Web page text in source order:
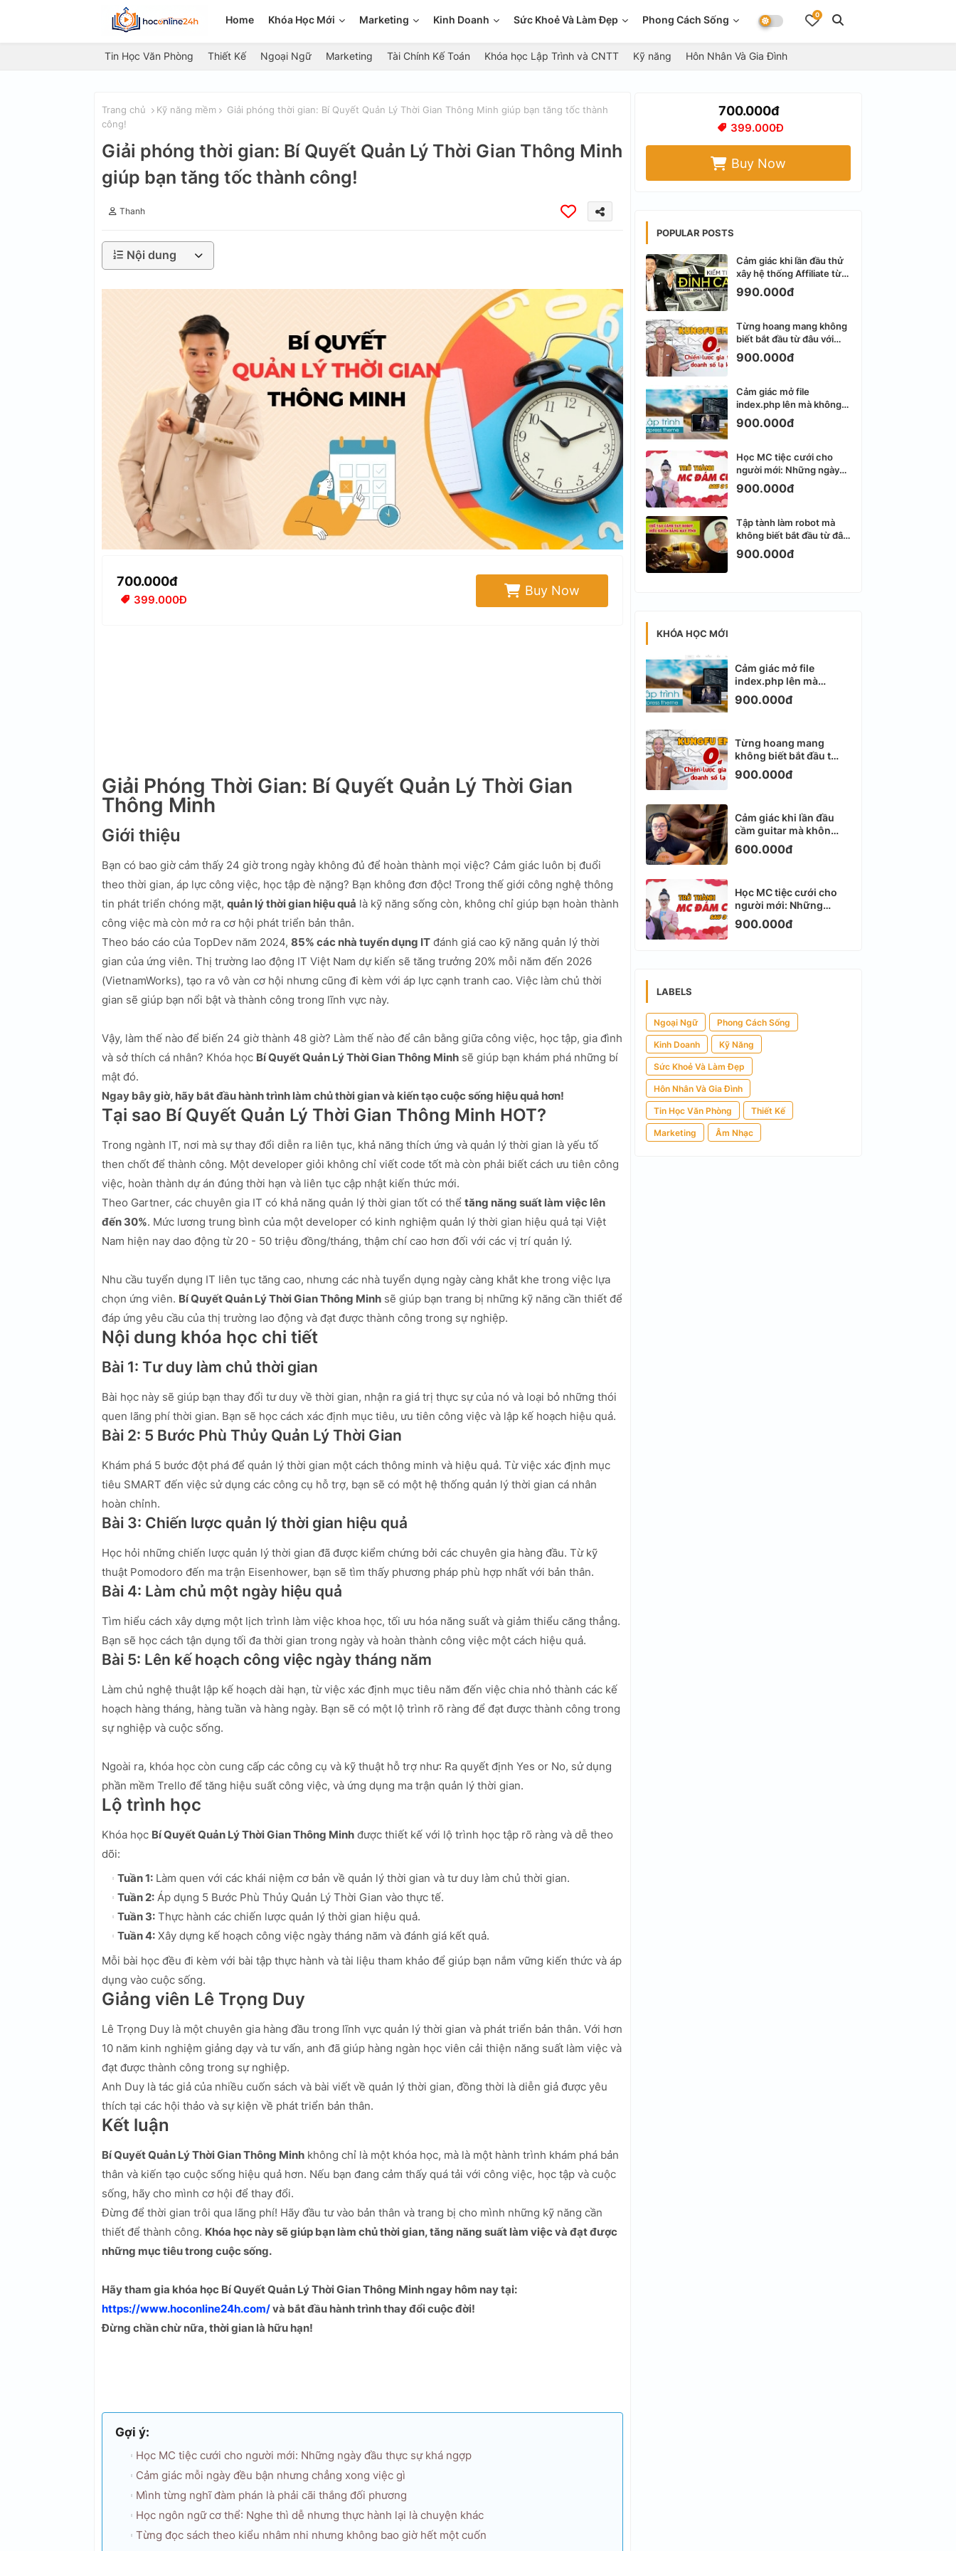
Home Khóa Học Mới Marketing Kinh Doanh Sức Khoẻ Và Làm Đẹp Phong Cách Sống 0
Tin Học Văn Phòng Thiết Kế Ngoại Ngữ Marketing Tài Chính Kế Toán Khóa học Lập Trình và CNTT Kỹ năng Hôn Nhân Và Gia Đình
Trang chủ Kỹ năng mềm
Giải phóng thời gian: Bí Quyết Quản Lý Thời Gian Thông Minh giúp bạn tăng tốc thành
công!
Giải phóng thời gian: Bí Quyết Quản Lý Thời Gian Thông Minh
giúp bạn tăng tốc thành công!
Thanh
Nội dung
700.000đ
399.000Đ
Buy Now
Giải Phóng Thời Gian: Bí Quyết Quản Lý Thời Gian
Thông Minh
Giới thiệu
Bạn có bao giờ cảm thấy 24 giờ trong ngày không đủ để hoàn thành mọi việc? Cảm giác luôn bị đuổi
theo thời gian, áp lực công việc, học tập đè nặng? Bạn không đơn độc! Trong thế giới công nghệ thông
tin phát triển chóng mặt, quản lý thời gian hiệu quả là kỹ năng sống còn, không chỉ giúp bạn hoàn thành
công việc mà còn mở ra cơ hội phát triển bản thân.
Theo báo cáo của TopDev năm 2024, 85% các nhà tuyển dụng IT đánh giá cao kỹ năng quản lý thời
gian của ứng viên. Thị trường lao động IT Việt Nam dự kiến sẽ tăng trưởng 20% mỗi năm đến 2026
(VietnamWorks), tạo ra vô vàn cơ hội nhưng cũng đi kèm với áp lực cạnh tranh cao. Việc làm chủ thời
gian sẽ giúp bạn nổi bật và thành công trong lĩnh vực này.
Vậy, làm thế nào để biến 24 giờ thành 48 giờ? Làm thế nào để cân bằng giữa công việc, học tập, gia đình
và sở thích cá nhân? Khóa học Bí Quyết Quản Lý Thời Gian Thông Minh sẽ giúp bạn khám phá những bí
mật đó.
Ngay bây giờ, hãy bắt đầu hành trình làm chủ thời gian và kiến tạo cuộc sống hiệu quả hơn!
Tại sao Bí Quyết Quản Lý Thời Gian Thông Minh HOT?
Trong ngành IT, nơi mà sự thay đổi diễn ra liên tục, khả năng thích ứng và quản lý thời gian là yếu tố
then chốt để thành công. Một developer giỏi không chỉ viết code tốt mà còn phải biết cách ưu tiên công
việc, hoàn thành dự án đúng thời hạn và liên tục cập nhật kiến thức mới.
Theo Gartner, các chuyên gia IT có khả năng quản lý thời gian tốt có thể tăng năng suất làm việc lên
đến 30%. Mức lương trung bình của một developer có kinh nghiệm quản lý thời gian hiệu quả tại Việt
Nam hiện nay dao động từ 20 - 50 triệu đồng/tháng, thậm chí cao hơn đối với các vị trí quản lý.
Nhu cầu tuyển dụng IT liên tục tăng cao, nhưng các nhà tuyển dụng ngày càng khắt khe trong việc lựa
chọn ứng viên. Bí Quyết Quản Lý Thời Gian Thông Minh sẽ giúp bạn trang bị những kỹ năng cần thiết để
đáp ứng yêu cầu của thị trường lao động và đạt được thành công trong sự nghiệp.
Nội dung khóa học chi tiết
Bài 1: Tư duy làm chủ thời gian
Bài học này sẽ giúp bạn thay đổi tư duy về thời gian, nhận ra giá trị thực sự của nó và loại bỏ những thói
quen lãng phí thời gian. Bạn sẽ học cách xác định mục tiêu, ưu tiên công việc và lập kế hoạch hiệu quả.
Bài 2: 5 Bước Phù Thủy Quản Lý Thời Gian
Khám phá 5 bước đột phá để quản lý thời gian một cách thông minh và hiệu quả. Từ việc xác định mục
tiêu SMART đến việc sử dụng các công cụ hỗ trợ, bạn sẽ có một hệ thống quản lý thời gian cá nhân
hoàn chỉnh.
Bài 3: Chiến lược quản lý thời gian hiệu quả
Học hỏi những chiến lược quản lý thời gian đã được kiểm chứng bởi các chuyên gia hàng đầu. Từ kỹ
thuật Pomodoro đến ma trận Eisenhower, bạn sẽ tìm thấy phương pháp phù hợp nhất với bản thân.
Bài 4: Làm chủ một ngày hiệu quả
Tìm hiểu cách xây dựng một lịch trình làm việc khoa học, tối ưu hóa năng suất và giảm thiểu căng thẳng.
Bạn sẽ học cách tận dụng tối đa thời gian trong ngày và hoàn thành công việc một cách hiệu quả.
Bài 5: Lên kế hoạch công việc ngày tháng năm
Làm chủ nghệ thuật lập kế hoạch dài hạn, từ việc xác định mục tiêu năm đến việc chia nhỏ thành các kế
hoạch hàng tháng, hàng tuần và hàng ngày. Bạn sẽ có một lộ trình rõ ràng để đạt được thành công trong
sự nghiệp và cuộc sống.
Ngoài ra, khóa học còn cung cấp các công cụ và kỹ thuật hỗ trợ như: Ra quyết định Yes or No, sử dụng
phần mềm Trello để tăng hiệu suất công việc, và ứng dụng ma trận quản lý thời gian.
Lộ trình học
Khóa học Bí Quyết Quản Lý Thời Gian Thông Minh được thiết kế với lộ trình học tập rõ ràng và dễ theo
dõi:
Tuần 1: Làm quen với các khái niệm cơ bản về quản lý thời gian và tư duy làm chủ thời gian.
Tuần 2: Áp dụng 5 Bước Phù Thủy Quản Lý Thời Gian vào thực tế.
Tuần 3: Thực hành các chiến lược quản lý thời gian hiệu quả.
Tuần 4: Xây dựng kế hoạch công việc ngày tháng năm và đánh giá kết quả.
Mỗi bài học đều đi kèm với bài tập thực hành và tài liệu tham khảo để giúp bạn nắm vững kiến thức và áp
dụng vào cuộc sống.
Giảng viên Lê Trọng Duy
Lê Trọng Duy là một chuyên gia hàng đầu trong lĩnh vực quản lý thời gian và phát triển bản thân. Với hơn
10 năm kinh nghiệm giảng dạy và tư vấn, anh đã giúp hàng ngàn học viên cải thiện năng suất làm việc và
đạt được thành công trong sự nghiệp.
Anh Duy là tác giả của nhiều cuốn sách và bài viết về quản lý thời gian, đồng thời là diễn giả được yêu
thích tại các hội thảo và sự kiện về phát triển bản thân.
Kết luận
Bí Quyết Quản Lý Thời Gian Thông Minh không chỉ là một khóa học, mà là một hành trình khám phá bản
thân và kiến tạo cuộc sống hiệu quả hơn. Nếu bạn đang cảm thấy quá tải với công việc, học tập và cuộc
sống, hãy cho mình cơ hội để thay đổi.
Đừng để thời gian trôi qua lãng phí! Hãy đầu tư vào bản thân và trang bị cho mình những kỹ năng cần
thiết để thành công. Khóa học này sẽ giúp bạn làm chủ thời gian, tăng năng suất làm việc và đạt được
những mục tiêu trong cuộc sống.
Hãy tham gia khóa học Bí Quyết Quản Lý Thời Gian Thông Minh ngay hôm nay tại:
https://www.hoconline24h.com/và bắt đầu hành trình thay đổi cuộc đời!
Đừng chần chừ nữa, thời gian là hữu hạn!
Gợi ý:
Học MC tiệc cưới cho người mới: Những ngày đầu thực sự khá ngợp
Cảm giác mỗi ngày đều bận nhưng chẳng xong việc gì
Mình từng nghĩ đàm phán là phải cãi thắng đối phương
Học ngôn ngữ cơ thể: Nghe thì dễ nhưng thực hành lại là chuyện khác
Từng đọc sách theo kiểu nhâm nhi nhưng không bao giờ hết một cuốn
700.000đ
399.000Đ
Buy Now
POPULAR POSTS
Cảm giác khi lần đầu thử
xây hệ thống Affiliate từ
Facebook cá nhân
990.000đ
Từng hoang mang không
biết bắt đầu từ đâu với
Email Marketing
900.000đ
Cảm giác mở file
index.php lên mà không
biết viết gì tiếp theo
900.000đ
Học MC tiệc cưới cho
người mới: Những ngày
đầu thực sự khá ngợp
900.000đ
Tập tành làm robot mà
không biết bắt đầu từ đâu
thì dễ nản thật
900.000đ
KHÓA HỌC MỚI
Cảm giác mở file
index.php lên mà
không biết viết gì tiếp
theo
900.000đ
Từng hoang mang
không biết bắt đầu từ
đâu với Email
Marketing
900.000đ
Cảm giác khi lần đầu
cầm guitar mà không
biết bắt đầu từ đâu
600.000đ
Học MC tiệc cưới cho
người mới: Những
ngày đầu thực sự khá
ngợp
900.000đ
LABELS
Ngoại Ngữ Phong Cách Sống
Kinh Doanh Kỹ Năng
Sức Khoẻ Và Làm Đẹp
Hôn Nhân Và Gia Đình
Tin Học Văn Phòng Thiết Kế
Marketing Âm Nhạc